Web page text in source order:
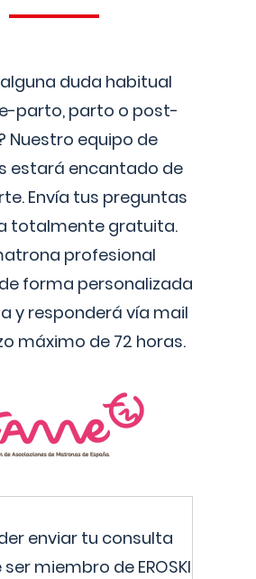
alguna duda habitual
parto, parto o post-
Nuestro equipo de
estará encantado de
Envía tus preguntas
totalmente gratuita.
profesional
forma personalizada
y responderá vía mail
máximo de 72 horas.
enviar tu consulta
miembro de EROSKI